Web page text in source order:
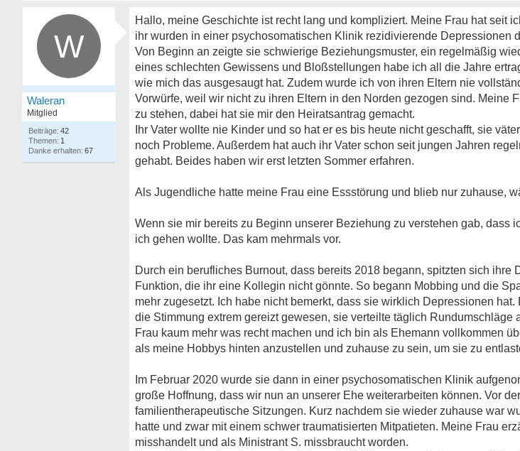
W
Waleran
Mitglied
42
1
67
Hallo, meine Geschichte ist recht lang und kompliziert. Meine Frau hat seit
ihr wurden in einer psychosomatischen Klinik rezidivierende Depressionen
Von Beginn an zeigte sie schwierige Beziehungsmuster, ein regelmäßig
eines schlechten Gewissens und Bloßstellungen habe ich all die Jahre
wie mich das ausgesaugt hat. Zudem wurde ich von ihren Eltern nie
Vorwürfe, weil wir nicht zu ihren Eltern in den Norden gezogen sind. Meine
zu stehen, dabei hat sie mir den Heiratsantrag gemacht.
Ihr Vater wollte nie Kinder und so hat er es bis heute nicht geschafft, sie
noch Probleme. Außerdem hat auch ihr Vater schon seit jungen Jahren
gehabt. Beides haben wir erst letzten Sommer erfahren.
Als Jugendliche hatte meine Frau eine Essstörung und blieb nur zuhause,
Wenn sie mir bereits zu Beginn unserer Beziehung zu verstehen gab, dass
ich gehen wollte. Das kam mehrmals vor.
Durch ein berufliches Burnout, dass bereits 2018 begann, spitzten sich
Funktion, die ihr eine Kollegin nicht gönnte. So begann Mobbing und die
mehr zugesetzt. Ich habe nicht bemerkt, dass sie wirklich Depressionen
die Stimmung extrem gereizt gewesen, sie verteilte täglich Rundumschläge
Frau kaum mehr was recht machen und ich bin als Ehemann vollkommen
als meine Hobbys hinten anzustellen und zuhause zu sein, um sie zu
Im Februar 2020 wurde sie dann in einer psychosomatischen Klinik
große Hoffnung, dass wir nun an unserer Ehe weiterarbeiten können. Vor
familientherapeutische Sitzungen. Kurz nachdem sie wieder zuhause war
hatte und zwar mit einem schwer traumatisierten Mitpatieten. Meine Frau
misshandelt und als Ministrant S. missbraucht worden.